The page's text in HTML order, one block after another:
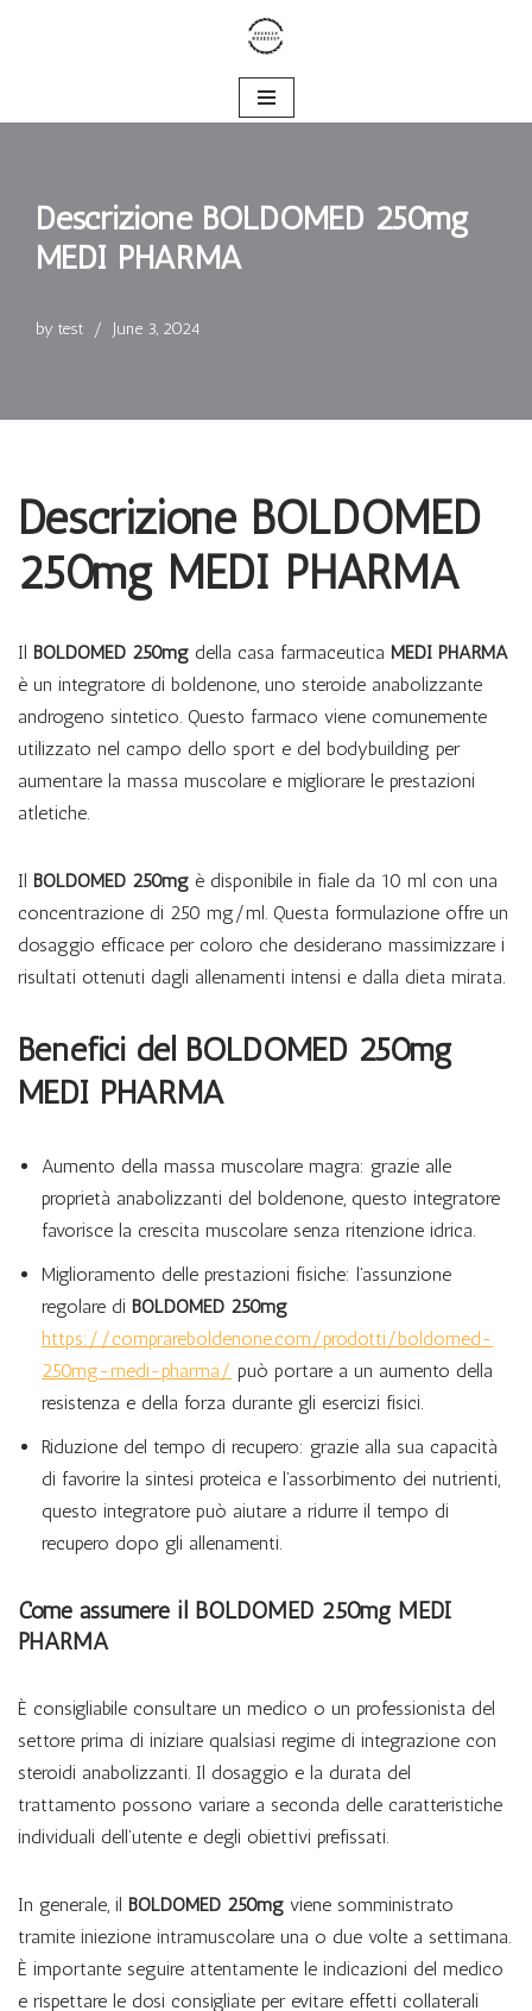
content
Descrizione BOLDOMED 250mg
MEDI PHARMA
by test June 3, 2024
Descrizione BOLDOMED
250mg MEDI PHARMA
Il BOLDOMED 250mg della casa farmaceutica MEDI PHARMA
è un integratore di boldenone, uno steroide anabolizzante
androgeno sintetico. Questo farmaco viene comunemente
utilizzato nel campo dello sport e del bodybuilding per
aumentare la massa muscolare e migliorare le prestazioni
atletiche.
Il BOLDOMED 250mg è disponibile in fiale da 10 ml con una
concentrazione di 250 mg/ml. Questa formulazione offre un
dosaggio efficace per coloro che desiderano massimizzare i
risultati ottenuti dagli allenamenti intensi e dalla dieta mirata.
Benefici del BOLDOMED 250mg
MEDI PHARMA
Aumento della massa muscolare magra: grazie alle
proprietà anabolizzanti del boldenone, questo integratore
favorisce la crescita muscolare senza ritenzione idrica.
Miglioramento delle prestazioni fisiche: l’assunzione
regolare di BOLDOMED 250mg
https://comprareboldenone.com/prodotti/boldomed-
250mg-medi-pharma/ può portare a un aumento della
resistenza e della forza durante gli esercizi fisici.
Riduzione del tempo di recupero: grazie alla sua capacità
di favorire la sintesi proteica e l’assorbimento dei nutrienti,
questo integratore può aiutare a ridurre il tempo di
recupero dopo gli allenamenti.
Come assumere il BOLDOMED 250mg MEDI
PHARMA
È consigliabile consultare un medico o un professionista del
settore prima di iniziare qualsiasi regime di integrazione con
steroidi anabolizzanti. Il dosaggio e la durata del
trattamento possono variare a seconda delle caratteristiche
individuali dell’utente e degli obiettivi prefissati.
In generale, il BOLDOMED 250mg viene somministrato
tramite iniezione intramuscolare una o due volte a settimana.
È importante seguire attentamente le indicazioni del medico
e rispettare le dosi consigliate per evitare effetti collaterali